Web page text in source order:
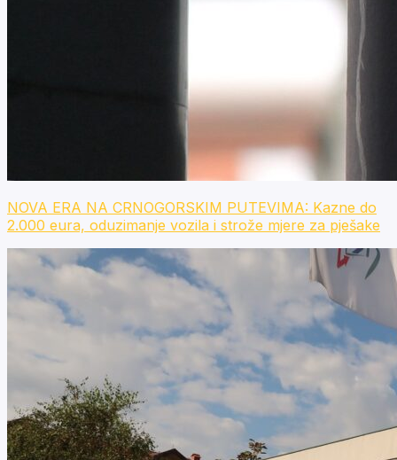
NOVA ERA NA CRNOGORSKIM PUTEVIMA: Kazne do
2.000 eura, oduzimanje vozila i strože mjere za pješake